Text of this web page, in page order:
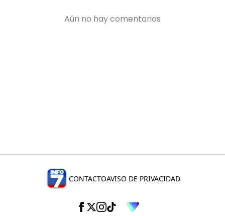
CONTACTOAVISO DE PRIVACIDAD